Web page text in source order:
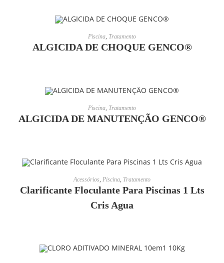
LEIA MAIS
Piscina, Tratamento
ALGICIDA DE CHOQUE GENCO®
LEIA MAIS
Piscina Tratamento
ALGICIDA DE MANUTENÇÃO GENCO®
LEIA MAIS
Acessórios Piscina Tratamento
Clarificante Floculante Para Piscinas 1 Lts
Cris Agua